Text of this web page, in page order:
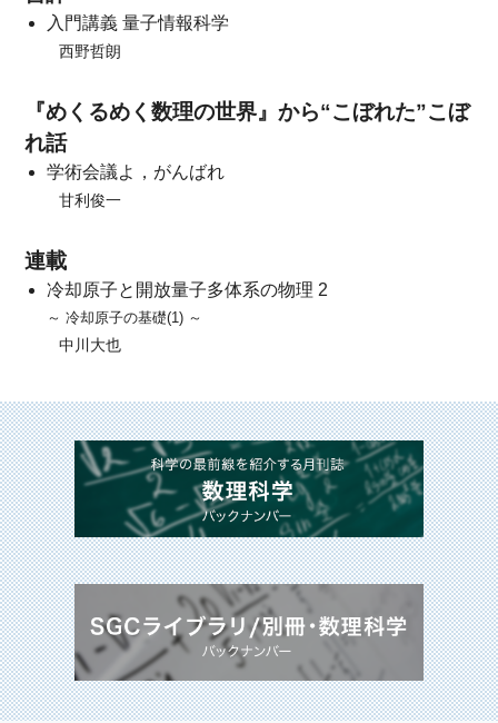
入門講義 量子情報科学
西野哲朗
『めくるめく数理の世界』から“こぼれた”こぼ
れ話
学術会議よ，がんばれ
甘利俊一
連載
冷却原子と開放量子多体系の物理 2
～ 冷却原子の基礎(1) ～
中川大也